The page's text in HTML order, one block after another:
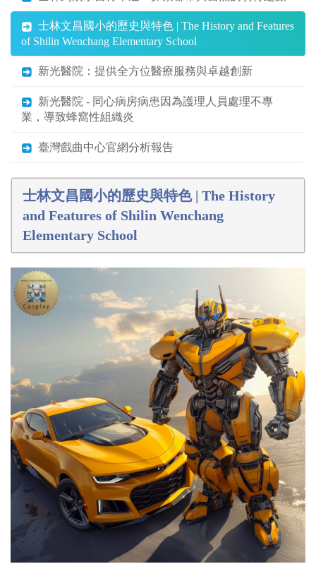
士林文昌國小的歷史與特色 | The History and Features
of Shilin Wenchang Elementary School
新光醫院：提供全方位醫療服務與卓越創新
新光醫院 - 同心病房病患因為護理人員處理不專
業，導致蜂窩性組織炎
臺灣戲曲中心官網分析報告
士林文昌國小的歷史與特色 | The History
and Features of Shilin Wenchang
Elementary School